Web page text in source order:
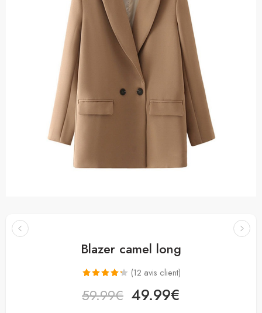
Blazer camel long
sur 5 basé
(12 avis client)
59.99€ 49.99€